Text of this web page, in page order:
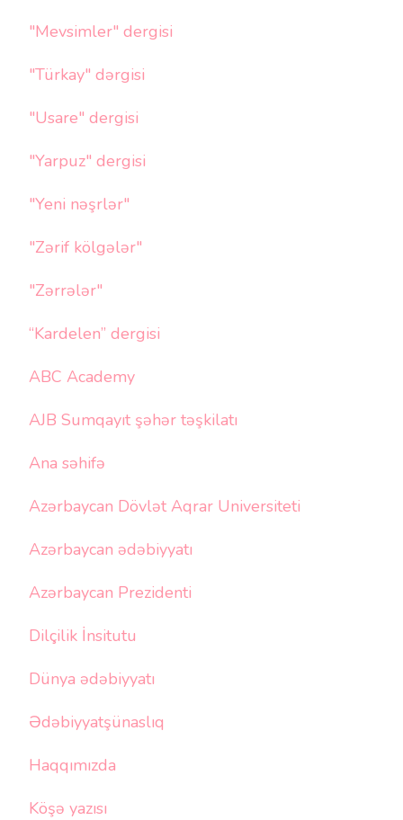
"Mevsimler" dergisi
"Türkay" dərgisi
"Usare" dergisi
"Yarpuz" dergisi
"Yeni nəşrlər"
"Zərif kölgələr"
"Zərrələr"
“Kardelen” dergisi
ABC Academy
AJB Sumqayıt şəhər təşkilatı
Ana səhifə
Azərbaycan Dövlət Aqrar Universiteti
Azərbaycan ədəbiyyatı
Azərbaycan Prezidenti
Dilçilik İnsitutu
Dünya ədəbiyyatı
Ədəbiyyatşünaslıq
Haqqımızda
Köşə yazısı